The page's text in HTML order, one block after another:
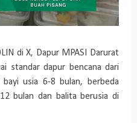
di X, Dapur MPASI Darurat
standar dapur bencana dari
usia 6-8 bulan, berbeda
bulan dan balita berusia di